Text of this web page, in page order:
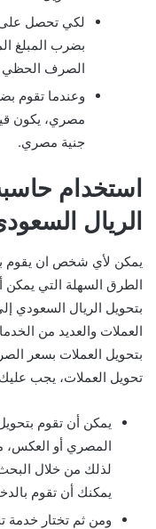
لكي تحصل على
بضرب المبلغ
الصرف الحظي
جنية مصري.
استخدام
الريال
يمكن لأي شخص ان يقوم
الطرق السهلة التي يمكن
بتحويل الريال السعودي
العملات والعديد من
بتحويل العملات بسعر
تحويل العملات، يجب عليك
يمكن أن تقوم
المصري أو
لذلك من خلال
يمكنك أن تقوم
ومن ثم تختار خدمة